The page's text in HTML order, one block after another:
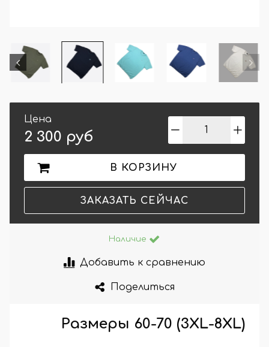
Цена
2 300 руб
В КОРЗИНУ
ЗАКАЗАТЬ СЕЙЧАС
Наличие
Добавить к сравнению
Поделиться
Размеры 60-70 (3XL-8XL)